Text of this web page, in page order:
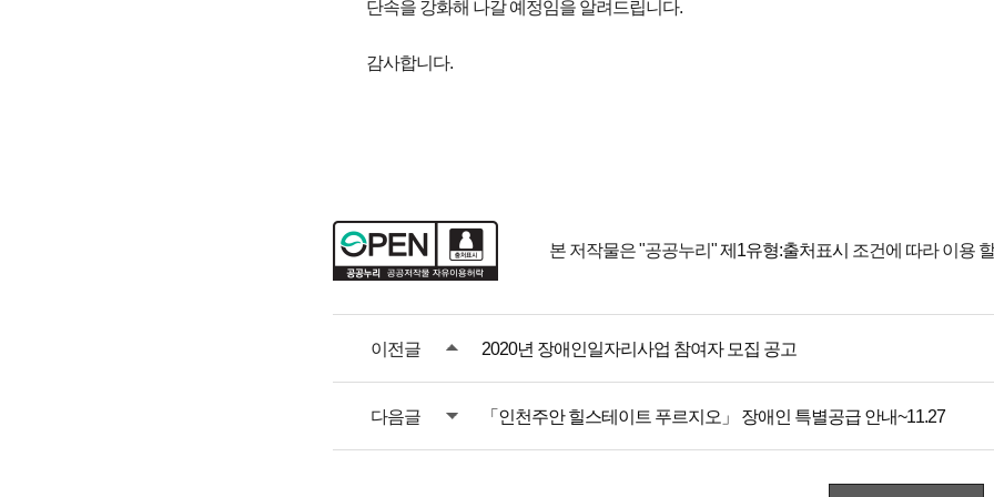
단속을 강화해 나갈 예정임을 알려드립니다.
감사합니다.
본 저작물은 "공공누리"제1유형:출처표시 조건에 따라 이용
이전글 2020년 장애인일자리사업 참여자 모집 공고
다음글 「인천주안 힐스테이트 푸르지오」 장애인 특별공급 안내~11.27